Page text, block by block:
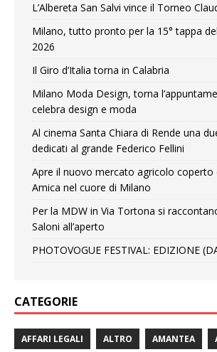
L’Albereta San Salvi vince il Torneo
Milano, tutto pronto per la 15° tappa
2026
Il Giro d’Italia torna in Calabria
Milano Moda Design, torna
celebra design e moda
Al cinema Santa Chiara di Rende una
dedicati al grande Federico Fellini
Apre il nuovo mercato agricolo coperto
Amica nel cuore di Milano
Per la MDW in Via Tortona si
Saloni all’aperto
PHOTOVOGUE FESTIVAL: EDIZIONE
CATEGORIE
AFFARI LEGALI ALTRO AMANTEA